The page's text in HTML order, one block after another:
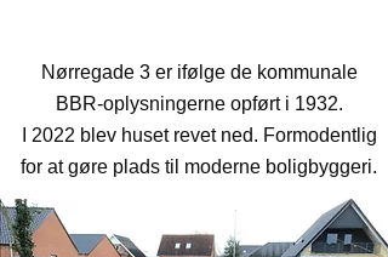
Nørregade 3 er ifølge de kommunale
BBR-oplysningerne opført i 1932.
I 2022 blev huset revet ned. Formodentlig
for at gøre plads til moderne boligbyggeri.